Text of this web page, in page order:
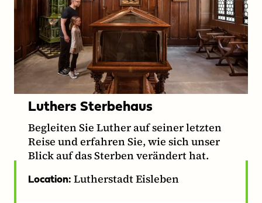
Luthers Sterbehaus
Begleiten Sie Luther auf seiner letzten
Reise und erfahren Sie, wie sich unser
Blick auf das Sterben verändert hat.
Location: Lutherstadt Eisleben